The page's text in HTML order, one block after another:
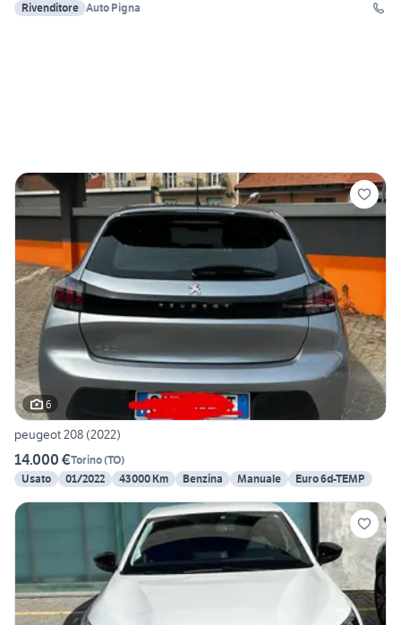
Rivenditore Auto Pigna
6
peugeot 208 (2022)
14.000 €Torino(TO)
Usato
01/2022 43000 Km Benzina Manuale Euro 6d-TEMP